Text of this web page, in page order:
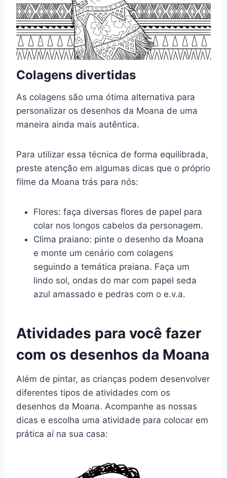
Colagens divertidas
As colagens são uma ótima alternativa para
personalizar os desenhos da Moana de uma
maneira ainda mais autêntica.
Para utilizar essa técnica de forma equilibrada,
preste atenção em algumas dicas que o próprio
filme da Moana trás para nós:
Flores: faça diversas flores de papel para
colar nos longos cabelos da personagem.
Clima praiano: pinte o desenho da Moana
e monte um cenário com colagens
seguindo a temática praiana. Faça um
lindo sol, ondas do mar com papel seda
azul amassado e pedras com o e.v.a.
Atividades para você fazer
com os desenhos da Moana
Além de pintar, as crianças podem desenvolver
diferentes tipos de atividades com os
desenhos da Moana. Acompanhe as nossas
dicas e escolha uma atividade para colocar em
prática aí na sua casa: